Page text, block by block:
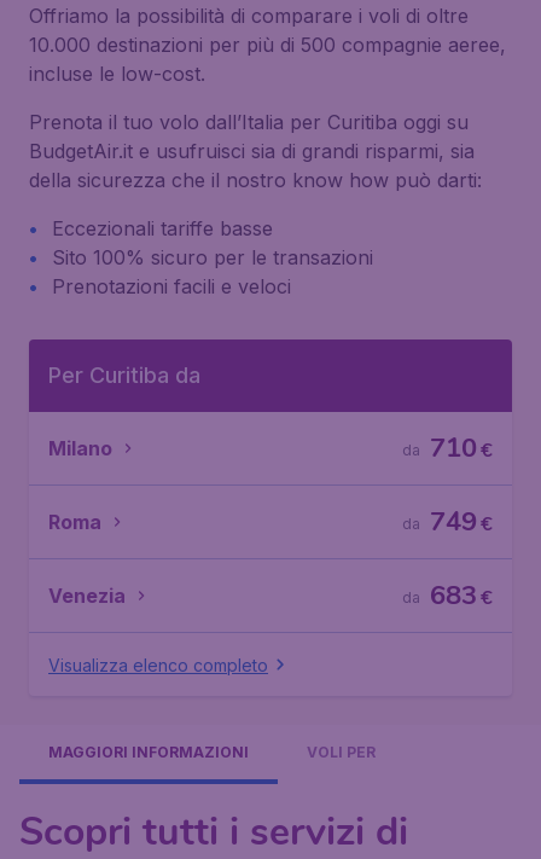
Offriamo la possibilità di comparare i voli di oltre
10.000 destinazioni per più di 500 compagnie aeree,
incluse le low-cost.
Prenota il tuo volo dall’Italia per Curitiba oggi su
BudgetAir.it e usufruisci sia di grandi risparmi, sia
della sicurezza che il nostro know how può darti:
Eccezionali tariffe basse
Sito 100% sicuro per le transazioni
Prenotazioni facili e veloci
Per Curitiba da
Milano €
710
da
Roma €
749
da
Venezia €
683
da
Visualizza elenco completo
MAGGIORI INFORMAZIONI VOLI PER
Scopri tutti i servizi di